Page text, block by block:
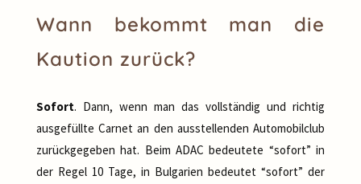
Wann bekommt man die
Kaution zurück?
Sofort. Dann, wenn man das vollständig und richtig
ausgefüllte Carnet an den ausstellenden Automobilclub
zurückgegeben hat. Beim ADAC bedeutete “sofort” in
der Regel 10 Tage, in Bulgarien bedeutet “sofort” der